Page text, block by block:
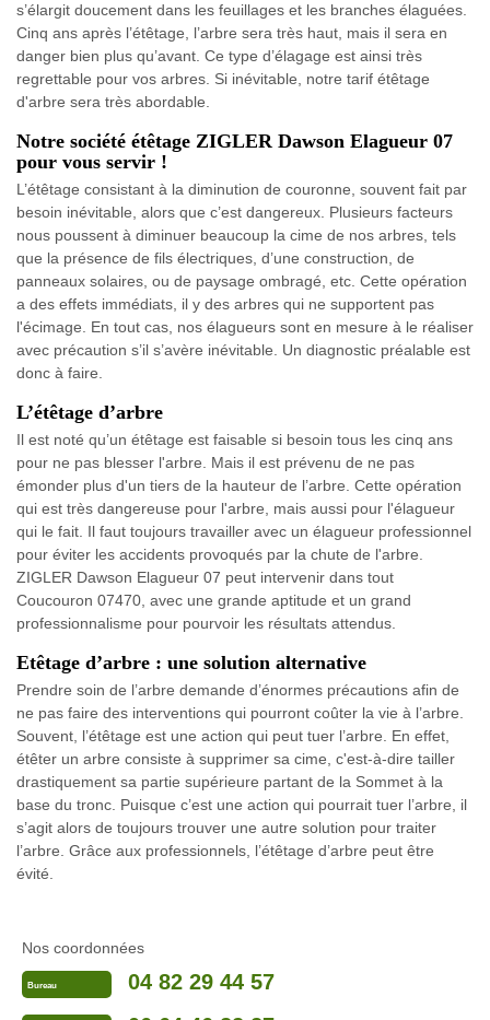
s’élargit doucement dans les feuillages et les branches élaguées.
Cinq ans après l’étêtage, l’arbre sera très haut, mais il sera en
danger bien plus qu’avant. Ce type d’élagage est ainsi très
regrettable pour vos arbres. Si inévitable, notre tarif étêtage
d'arbre sera très abordable.
Notre société étêtage ZIGLER Dawson Elagueur 07
pour vous servir !
L’étêtage consistant à la diminution de couronne, souvent fait par
besoin inévitable, alors que c’est dangereux. Plusieurs facteurs
nous poussent à diminuer beaucoup la cime de nos arbres, tels
que la présence de fils électriques, d’une construction, de
panneaux solaires, ou de paysage ombragé, etc. Cette opération
a des effets immédiats, il y des arbres qui ne supportent pas
l'écimage. En tout cas, nos élagueurs sont en mesure à le réaliser
avec précaution s’il s’avère inévitable. Un diagnostic préalable est
donc à faire.
L’étêtage d’arbre
Il est noté qu’un étêtage est faisable si besoin tous les cinq ans
pour ne pas blesser l'arbre. Mais il est prévenu de ne pas
émonder plus d'un tiers de la hauteur de l’arbre. Cette opération
qui est très dangereuse pour l'arbre, mais aussi pour l'élagueur
qui le fait. Il faut toujours travailler avec un élagueur professionnel
pour éviter les accidents provoqués par la chute de l'arbre.
ZIGLER Dawson Elagueur 07 peut intervenir dans tout
Coucouron 07470, avec une grande aptitude et un grand
professionnalisme pour pourvoir les résultats attendus.
Etêtage d’arbre : une solution alternative
Prendre soin de l’arbre demande d’énormes précautions afin de
ne pas faire des interventions qui pourront coûter la vie à l’arbre.
Souvent, l’étêtage est une action qui peut tuer l’arbre. En effet,
étêter un arbre consiste à supprimer sa cime, c'est-à-dire tailler
drastiquement sa partie supérieure partant de la Sommet à la
base du tronc. Puisque c’est une action qui pourrait tuer l’arbre, il
s’agit alors de toujours trouver une autre solution pour traiter
l’arbre. Grâce aux professionnels, l’étêtage d’arbre peut être
évité.
Nos coordonnées
Bureau 04 82 29 44 57